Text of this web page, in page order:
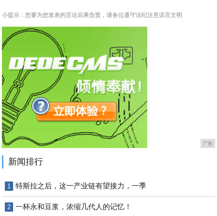
小提示：您要为您发表的言论后果负责，请各位遵守法纪注意语言文明
广告
新闻排行
1 特斯拉之后，这一产业链有望接力，一季
2 一杯永和豆浆，浓缩几代人的记忆！